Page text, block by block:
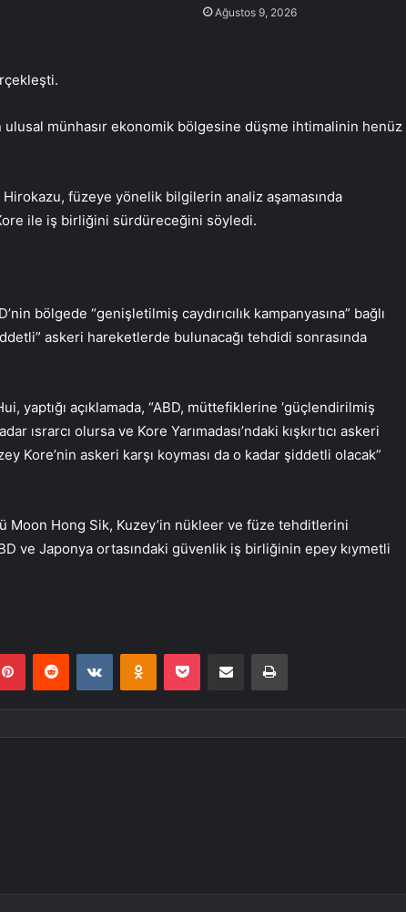
Ağustos 9, 2026
münhasır ekonomik bölgesine düşme ihtimalinin henüz
füzeye yönelik bilgilerin analiz aşamasında
ile iş birliğini sürdüreceğini söyledi.
bölgede “genişletilmiş caydırıcılık kampanyasına” bağlı
askeri hareketlerde bulunacağı tehdidi sonrasında
yaptığı açıklamada, “ABD, müttefiklerine ‘güçlendirilmiş
ısrarcı olursa ve Kore Yarımadası’ndaki kışkırtıcı askeri
Kore’nin askeri karşı koyması da o kadar şiddetli olacak”
Moon Hong Sik, Kuzey’in nükleer ve füze tehditlerini
ve Japonya ortasındaki güvenlik iş birliğinin epey kıymetli
PinterestReddit VKontakteOdnoklassniki
Pocket E-Posta ile paylaş Yazdır